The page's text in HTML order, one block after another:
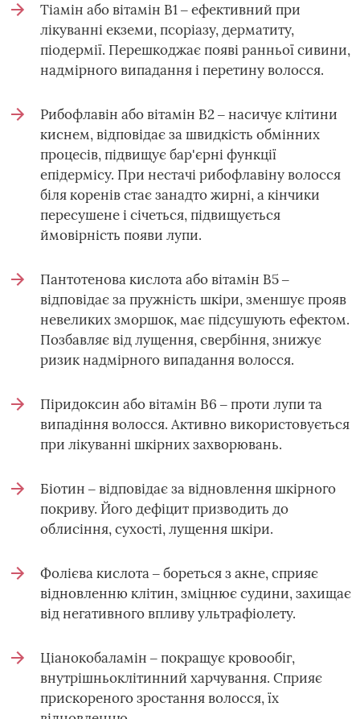
Тіамін або вітамін В1 ‒ ефективний при
лікуванні екземи, псоріазу, дерматиту,
піодермії. Перешкоджає появі ранньої сивини,
надмірного випадання і перетину волосся.
Рибофлавін або вітамін В2 ‒ насичує клітини
киснем, відповідає за швидкість обмінних
процесів, підвищує бар'єрні функції
епідермісу. При нестачі рибофлавіну волосся
біля коренів стає занадто жирні, а кінчики
пересушене і січеться, підвищується
ймовірність появи лупи.
Пантотенова кислота або вітамін В5 ‒
відповідає за пружність шкіри, зменшує прояв
невеликих зморшок, має підсушують ефектом.
Позбавляє від лущення, свербіння, знижує
ризик надмірного випадання волосся.
Піридоксин або вітамін В6 ‒ проти лупи та
випадіння волосся. Активно використовується
при лікуванні шкірних захворювань.
Біотин ‒ відповідає за відновлення шкірного
покриву. Його дефіцит призводить до
облисіння, сухості, лущення шкіри.
Фолієва кислота ‒ бореться з акне, сприяє
відновленню клітин, зміцнює судини, захищає
від негативного впливу ультрафіолету.
Ціанокобаламін ‒ покращує кровообіг,
внутрішньоклітинний харчування. Сприяє
прискореного зростання волосся, їх